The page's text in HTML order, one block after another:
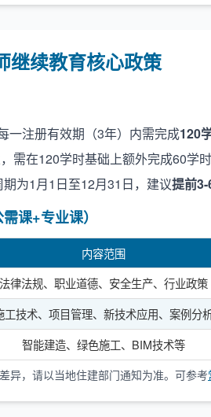
继续教育核心政策
一注册有效期（3年）内需完成120
需在120学时基础上额外完成60学时
为1月1日至12月31日，建议提前3-
课+专业课）
内容范围
法律法规、职业道德、安全生产、行业政策
工技术、项目管理、新技术应用、案例分
智能建造、绿色施工、BIM技术等
异，请以当地住建部门通知为准。可参考